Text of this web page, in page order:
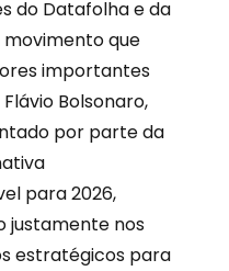
do Datafolha e da
que
importantes
Bolsonaro,
por parte da
para 2026,
justamente nos
estratégicos para